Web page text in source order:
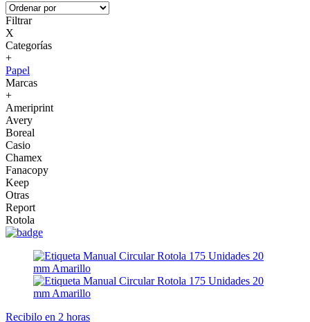
Filtrar
X
Categorías
+
Papel
Marcas
+
Ameriprint
Avery
Boreal
Casio
Chamex
Fanacopy
Keep
Otras
Report
Rotola
Recibilo en 2 horas